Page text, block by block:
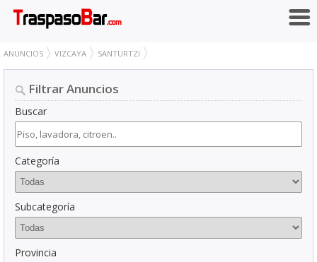
ANUNCIOS VIZCAYA SANTURTZI
Filtrar Anuncios
Buscar
Categoría
Subcategoría
Provincia